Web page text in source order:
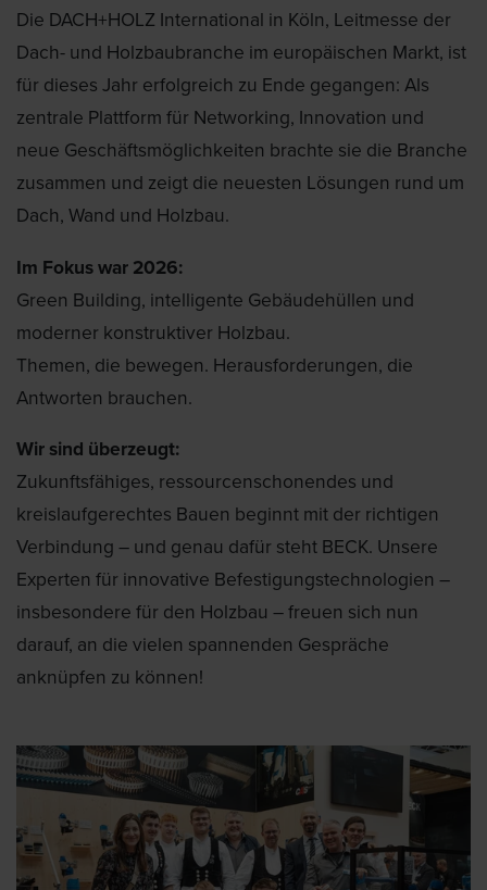
Die DACH+HOLZ International in Köln, Leitmesse der
Dach- und Holzbaubranche im europäischen Markt, ist
für dieses Jahr erfolgreich zu Ende gegangen: Als
zentrale Plattform für Networking, Innovation und
neue Geschäftsmöglichkeiten brachte sie die Branche
zusammen und zeigt die neuesten Lösungen rund um
Dach, Wand und Holzbau.
Im Fokus war 2026:
Green Building, intelligente Gebäudehüllen und
moderner konstruktiver Holzbau.
Themen, die bewegen. Herausforderungen, die
Antworten brauchen.
Wir sind überzeugt:
Zukunftsfähiges, ressourcenschonendes und
kreislaufgerechtes Bauen beginnt mit der richtigen
Verbindung – und genau dafür steht BECK. Unsere
Experten für innovative Befestigungstechnologien –
insbesondere für den Holzbau – freuen sich nun
darauf, an die vielen spannenden Gespräche
anknüpfen zu können!